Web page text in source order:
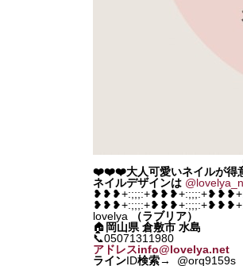
❤️❤️❤️大人可愛いネイルが
ネイルデザインは
lovelya
（ラブリア）
🏠 岡山県 倉敷市 水島
📞05071311980
アドレスinfo@lovelya.net
ラインID検索→ @orq9159s